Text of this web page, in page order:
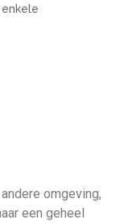
omgeving,
een geheel